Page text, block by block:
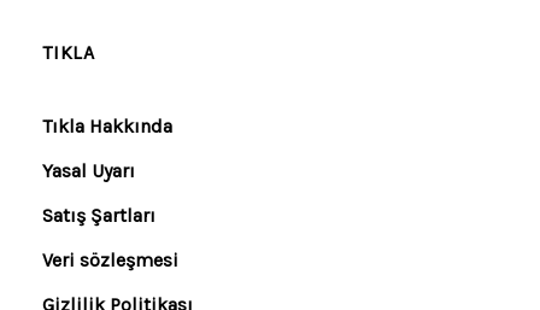
TIKLA
Tıkla Hakkında
Yasal Uyarı
Satış Şartları
Veri sözleşmesi
Gizlilik Politikası